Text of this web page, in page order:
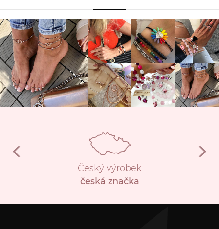
Český výrobek
česká značka